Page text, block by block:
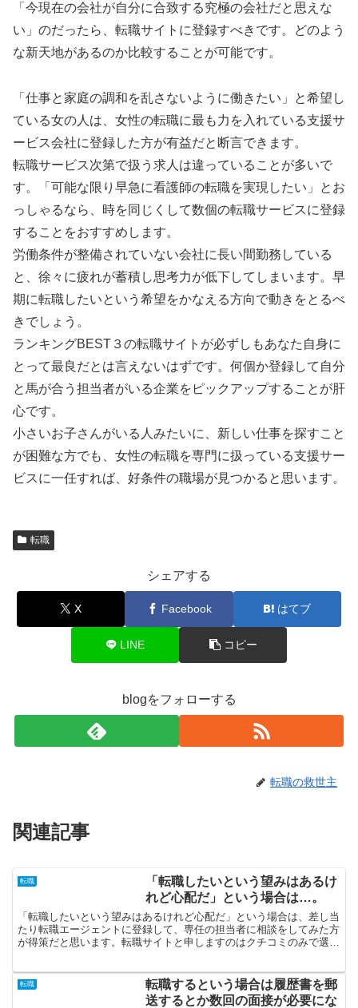
「今現在の会社が自分に合致する究極の会社だと思えな
い」のだったら、転職サイトに登録すべきです。どのよう
な新天地があるのか比較することが可能です。
「仕事と家庭の調和を乱さないように働きたい」と希望し
ている女の人は、女性の転職に最も力を入れている支援サ
ービス会社に登録した方が有益だと断言できます。
転職サービス次第で扱う求人は違っていることが多いで
す。「可能な限り早急に看護師の転職を実現したい」とお
っしゃるなら、時を同じくして数個の転職サービスに登録
することをおすすめします。
労働条件が整備されていない会社に長い間勤務している
と、徐々に疲れが蓄積し思考力が低下してしまいます。早
期に転職したいという希望をかなえる方向で動きをとるべ
きでしょう。
ランキングBEST３の転職サイトが必ずしもあなた自身に
とって最良だとは言えないはずです。何個か登録して自分
と馬が合う担当者がいる企業をピックアップすることが肝
心です。
小さいお子さんがいる人みたいに、新しい仕事を探すこと
が困難な方でも、女性の転職を専門に扱っている支援サー
ビスに一任すれば、好条件の職場が見つかると思います。
転職
シェアする
X Facebook はてブ
LINE コピー
blogをフォローする
転職の救世主
関連記事
転職
「転職したいという望みはあるけ
れど心配だ」という場合は…。
「転職したいという望みはあるけれど心配だ」という場合は、差し当
たり転職エージェントに登録して、専任の担当者に相談をしてみた方
が得策だと思います。転職サイトと申しますのはクチコミのみで選定
転職
転職するという場合は履歴書を郵
送するとか数回の面接が必要にな